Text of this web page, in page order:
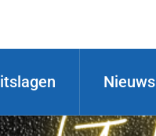
Nieuws